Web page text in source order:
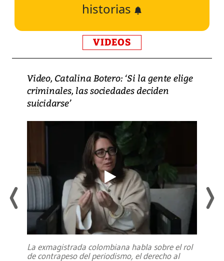
historias
VIDEOS
Video, Catalina Botero: ‘Si la gente elige
criminales, las sociedades deciden
suicidarse’
La exmagistrada colombiana habla sobre el rol
de contrapeso del periodismo, el derecho al